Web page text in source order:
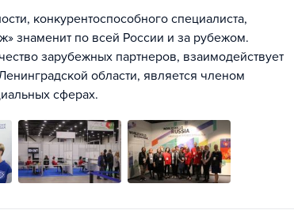
конкурентоспособного специалиста,
знаменит по всей России и за рубежом.
зарубежных партнеров, взаимодействует
области, является членом
сферах.